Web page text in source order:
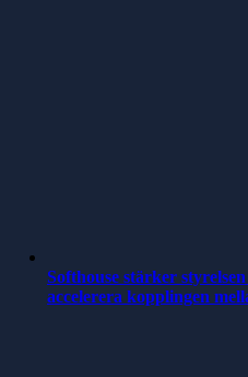
Softhouse stärker
accelerera kopplingen